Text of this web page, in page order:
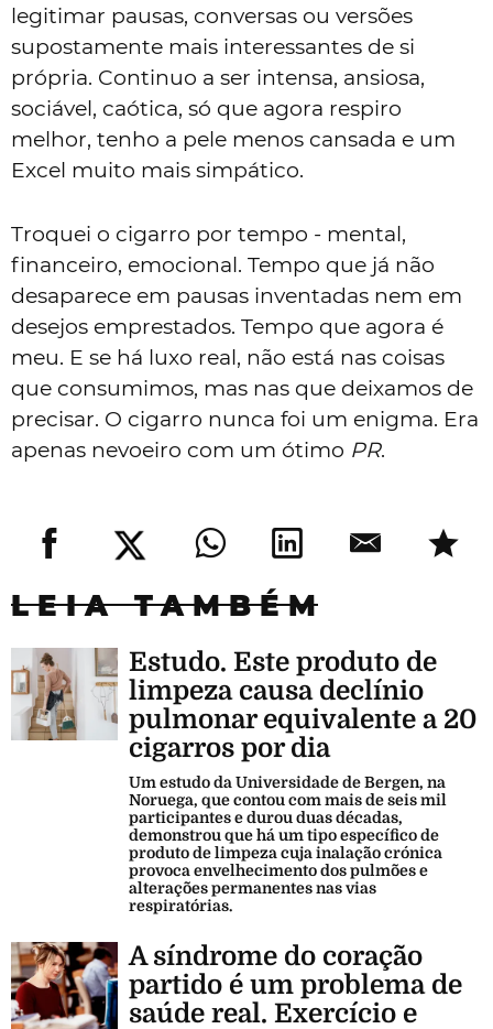
legitimar pausas, conversas ou versões
supostamente mais interessantes de si
própria. Continuo a ser intensa, ansiosa,
sociável, caótica, só que agora respiro
melhor, tenho a pele menos cansada e um
Excel muito mais simpático.
Troquei o cigarro por tempo - mental,
financeiro, emocional. Tempo que já não
desaparece em pausas inventadas nem em
desejos emprestados. Tempo que agora é
meu. E se há luxo real, não está nas coisas
que consumimos, mas nas que deixamos de
precisar. O cigarro nunca foi um enigma. Era
apenas nevoeiro com um ótimo PR.
LEIA TAMBÉM
Estudo. Este produto de
limpeza causa declínio
pulmonar equivalente a 20
cigarros por dia
Um estudo da Universidade de Bergen, na
Noruega, que contou com mais de seis mil
participantes e durou duas décadas,
demonstrou que há um tipo específico de
produto de limpeza cuja inalação crónica
provoca envelhecimento dos pulmões e
alterações permanentes nas vias
respiratórias.
A síndrome do coração
partido é um problema de
saúde real. Exercício e